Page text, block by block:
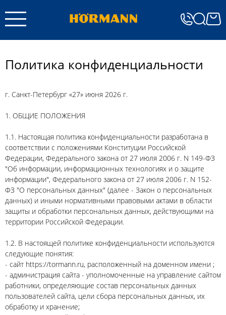
Политика конфиденциальности
г. Санкт-Петербург «27» июня 2026 г.
1. ОБЩИЕ ПОЛОЖЕНИЯ
1.1. Настоящая политика конфиденциальности разработана в
соответствии с положениями Конституции Российской
Федерации, Федерального закона от 27 июля 2006 г. N 149-ФЗ
"Об информации, информационных технологиях и о защите
информации", Федерального закона от 27 июля 2006 г. N 152-
ФЗ "О персональных данных" (далее - Закон о персональных
данных) и иными нормативными правовыми актами в области
защиты и обработки персональных данных, действующими на
территории Российской Федерации.
1.2. В настоящей политике конфиденциальности используются
следующие понятия:
- сайт https://tormann.ru, расположенный на доменном имени ;
- администрация сайта - уполномоченные на управление сайтом
работники, определяющие состав персональных данных
пользователей сайта, цели сбора персональных данных, их
обработку и хранение;